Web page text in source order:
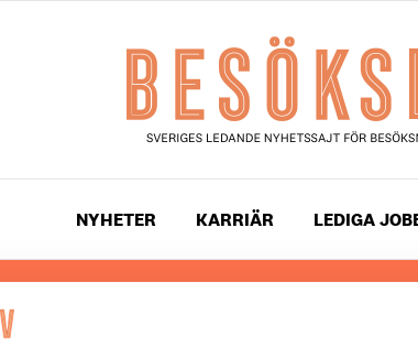
NYHETER KARRIÄR LEDIGA
Hos oss läser du landets mest uppdaterade
besöksnäringen. Besöksliv i sin tryckta form är